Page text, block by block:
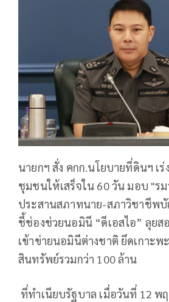
นายกฯ สั่ง คกก.นโยบายที่ดินฯ เร่
ชุมชนให้เสร็จใน 60 วัน มอบ "ร
ประสานสภาทนาย-สภาวิชาชีพ
ชี้ช่องช่วยนอมินี “ดีเอสไอ” ลุยส
เข้าข่ายนอมินีต่างชาติ ยึดเกาะพ
สินทรัพย์รวมกว่า 100 ล้าน
ที่ทำเนียบรัฐบาล เมื่อวันที่ 12 พ